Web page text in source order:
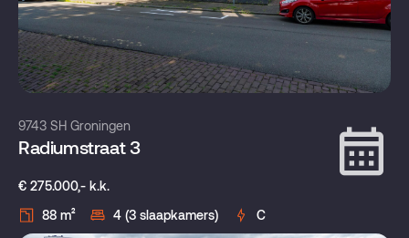
9743 SH Groningen
Radiumstraat 3
€ 275.000,- k.k.
88 m²
4 (3 slaapkamers) C